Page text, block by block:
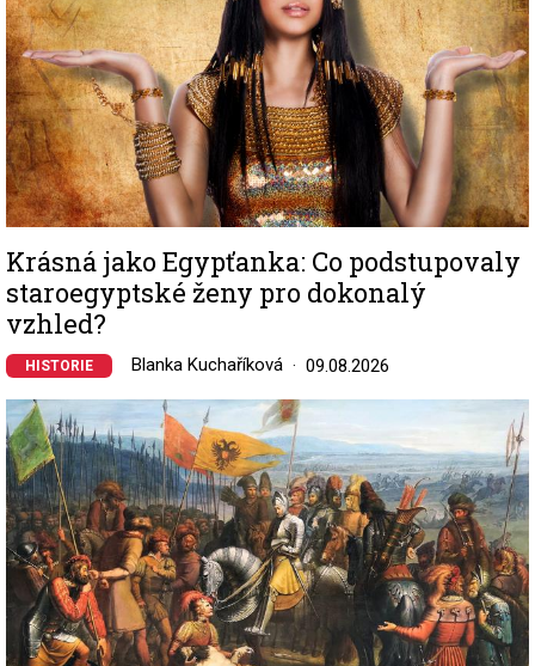
Krásná jako Egypťanka: Co podstupovaly
staroegyptské ženy pro dokonalý
vzhled?
HISTORIE Blanka Kuchaříková 09.08.2026
Image